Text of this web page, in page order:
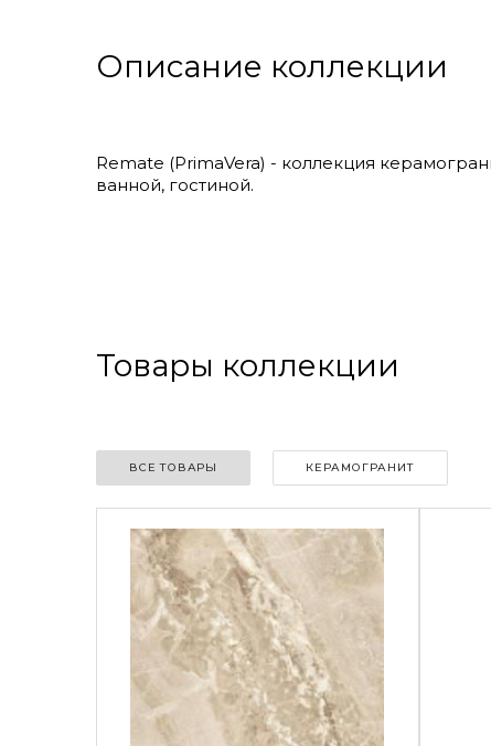
Описание коллекции
Remate (PrimaVera) - коллекция
ванной, гостиной.
Товары коллекции
ВСЕ ТОВАРЫ КЕРАМОГРАНИТ